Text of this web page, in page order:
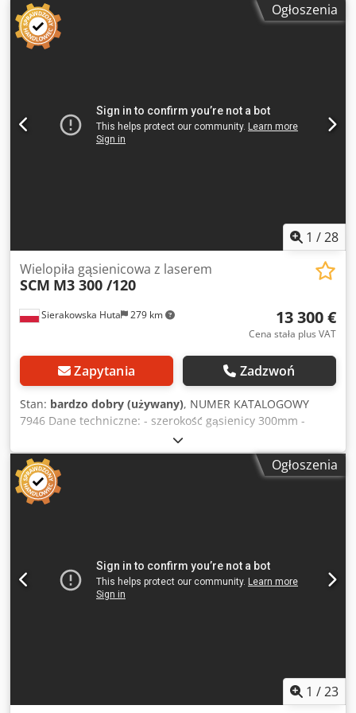
otworu tarczy 70mm - wymiary blatu 1850x790mm z góry: -
zapadki - 2 wały poślizgowe, gładkie, metalowe - wał z
piłami - 3 wały poślizgowe, gładkie, metalowe z dołu: -
podnoszenie korpusu góra/dół ok. 1kW - silnik posuwu
2,2kW - silnik główny 75kW - wymiary całkowite dł/szer/wys
2600x1800x1700mm - waga 2700kg Dkodpfezr U Tysx Ai Ejr
Ogłoszenia
1 /28
Sierakowska Huta 279 km
Wielopiła gąsienicowa z laserem
SCM M3 300 /120
13 300 €
Cena stała plus VAT
Zapytania Zadzwoń
Stan: bardzo dobry (używany), NUMER KATALOGOWY
7946 Dane techniczne: - szerokość gąsienicy 300mm -
szerokość robocza wału 300mm - max średnica tarczy
350mm - średnica otworu tarczy 70mm - max wysokość
cięcia 120mm - szerokość blatu z poszerzeniem 1030mm -
długość blatu 1840mm – z góry: - odrzutniki (bariera
chroniąca przed cofaniem się materiału) 2 rzędy - rolka
- odrzutniki - gąsienica - laser - centralne smarowanie
gąsienicy - płynna regulacja prędkości posuwu - silnik
posuwu 1,1kW - silnik główny 18,5kW - średnica króćca
13300 EUR Dkedpszr U Htofx Ai Ejr Cena netto liczona
według kursu 4,2 PLN/EUR (przy większych wahaniach
Ogłoszenia
1 /23